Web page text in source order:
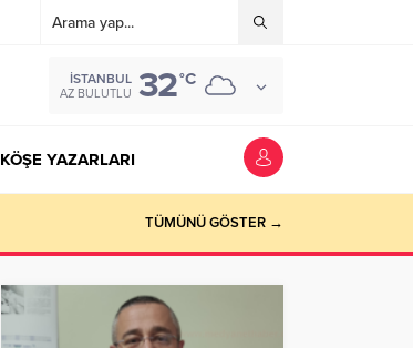
İSTANBUL
AZ BULUTLU 32°C
KÖŞE YAZARLARI
TÜMÜNÜ GÖSTER →